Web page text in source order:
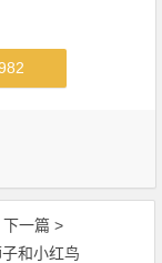
下一篇 >
和小红鸟